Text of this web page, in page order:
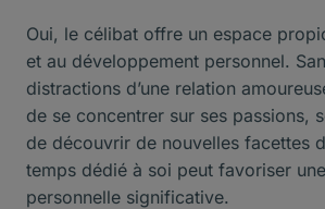
Oui, le célibat offre un espace
et au développement personnel.
distractions d’une relation
de se concentrer sur ses passions,
de découvrir de nouvelles facettes
temps dédié à soi peut favoriser
personnelle significative.